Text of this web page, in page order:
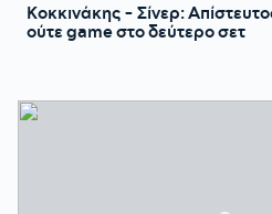
Κοκκινάκης - Σίνερ:
ούτε game στο δεύτερο σετ